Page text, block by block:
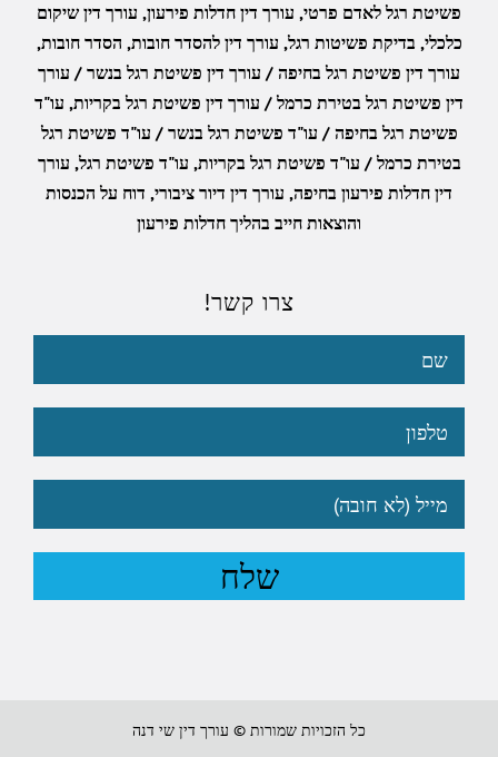
פשיטת רגל לאדם פרטי, עורך דין חדלות פירעון, עורך דין שיקום
כלכלי, בדיקת פשיטות רגל, עורך דין להסדר חובות, הסדר חובות,
עורך דין פשיטת רגל בחיפה / עורך דין פשיטת רגל בנשר / עורך
דין פשיטת רגל בטירת כרמל / עורך דין פשיטת רגל בקריות, עו"ד
פשיטת רגל בחיפה / עו"ד פשיטת רגל בנשר / עו"ד פשיטת רגל
בטירת כרמל / עו"ד פשיטת רגל בקריות, עו"ד פשיטת רגל, עורך
דין חדלות פירעון בחיפה, עורך דין דיור ציבורי, דוח על הכנסות
והוצאות חייב בהליך חדלות פירעון
צרו קשר!
כל הזכויות שמורות © עורך דין שי דנה